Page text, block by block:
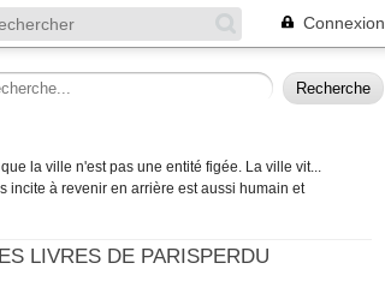
Connexion
la ville n'est pas une entité figée. La ville vit...
incite à revenir en arrière est aussi humain et
LIVRES DE PARISPERDU